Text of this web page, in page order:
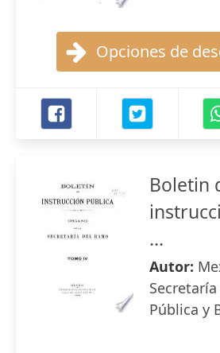
Opciones de
Boletin
...
Autor:
Pública y